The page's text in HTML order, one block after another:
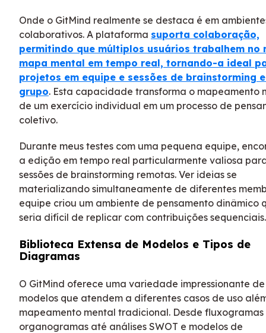
Onde o GitMind realmente se destaca é em
colaborativos. A plataforma suporta colaboração,
permitindo que múltiplos usuários trabalhem no
mapa mental em tempo real, tornando-a ideal
projetos em equipe e sessões de brainstorming
grupo. Esta capacidade transforma o mapeamento
de um exercício individual em um processo de
coletivo.
Durante meus testes com uma pequena equipe,
a edição em tempo real particularmente valiosa
sessões de brainstorming remotas. Ver ideias se
materializando simultaneamente de diferentes
equipe criou um ambiente de pensamento dinâmico
seria difícil de replicar com contribuições sequenciais.
Biblioteca Extensa de Modelos e Tipos de
Diagramas
O GitMind oferece uma variedade impressionante de
modelos que atendem a diferentes casos de uso
mapeamento mental tradicional. Desde fluxogramas
organogramas até análises SWOT e modelos de